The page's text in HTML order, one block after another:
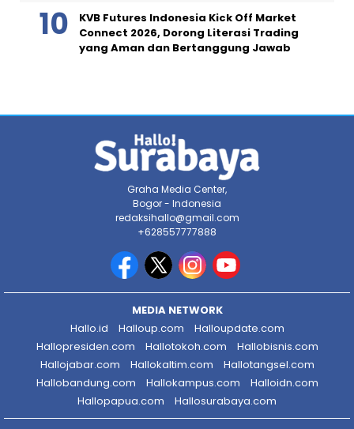
KVB Futures Indonesia Kick Off Market
Connect 2026, Dorong Literasi Trading
yang Aman dan Bertanggung Jawab
Graha Media Center,
Bogor - Indonesia
redaksihallo@gmail.com
+628557777888
MEDIA NETWORK
Hallo.id
Halloup.com
Halloupdate.com
Hallopresiden.com
Hallotokoh.com
Hallobisnis.com
Hallojabar.com
Hallokaltim.com
Hallotangsel.com
Hallobandung.com
Hallokampus.com
Halloidn.com
Hallopapua.com
Hallosurabaya.com